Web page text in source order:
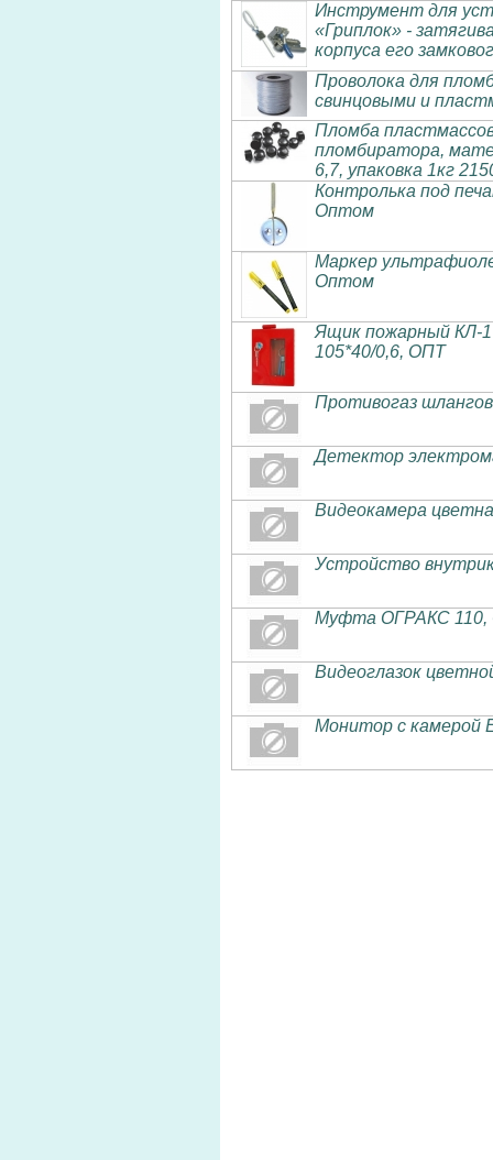
Инструмент для
«Гриплок» -
корпуса его
Проволока для
свинцовыми и
Пломба
пломбиратора,
6,7, упаковка 1кг
Контролька под
Оптом
Маркер
Оптом
Ящик пожарный КЛ-1
105*40/0,6, ОПТ
Противогаз
Детектор
Видеокамера
Устройство
Муфта ОГРАКС 110,
Видеоглазок
Монитор с камерой